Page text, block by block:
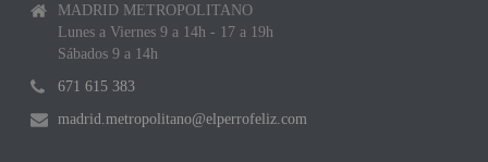
MADRID METROPOLITANO
Lunes a Viernes 9 a 14h - 17 a 19h
Sábados 9 a 14h
671 615 383
madrid.metropolitano@elperrofeliz.com